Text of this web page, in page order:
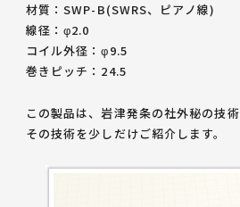
材質：SWP-B(SWRS、ピアノ線)
線径：φ2.0
コイル外径：φ9.5
巻きピッチ：24.5
この製品は、岩津発条の社外秘の技術
その技術を少しだけご紹介します。